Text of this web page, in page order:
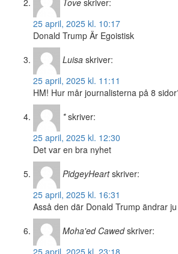
Tove skriver:
25 april, 2025 kl. 10:17
Donald Trump Är Egoistisk
Luisa skriver:
25 april, 2025 kl. 11:11
HM! Hur mår journalisterna på 8
* skriver:
25 april, 2025 kl. 12:30
Det var en bra nyhet
PidgeyHeart skriver:
25 april, 2025 kl. 16:31
Asså den där Donald Trump ändrar
Moha'ed Cawed skriver: